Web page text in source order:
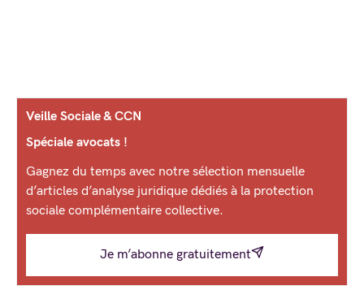
Veille Sociale & CCN
Spéciale avocats !
Gagnez du temps avec notre sélection mensuelle
d’articles d’analyse juridique dédiés à la protection
sociale complémentaire collective.
Je m’abonne gratuitement